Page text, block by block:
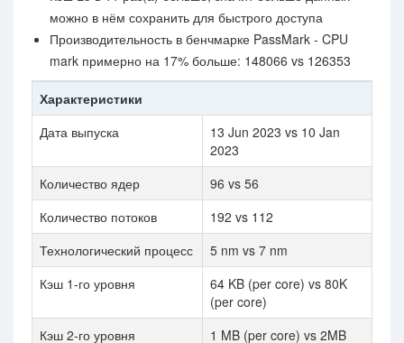
можно в нём сохранить для быстрого доступа
Производительность в бенчмарке PassMark - CPU
mark примерно на 17% больше: 148066 vs 126353
Характеристики
Дата выпуска
13 Jun 2023 vs 10 Jan
2023
Количество ядер
96 vs 56
Количество потоков
192 vs 112
Технологический процесс
5 nm vs 7 nm
Кэш 1-го уровня
64 KB (per core) vs 80K
(per core)
Кэш 2-го уровня
1 MB (per core) vs 2MB